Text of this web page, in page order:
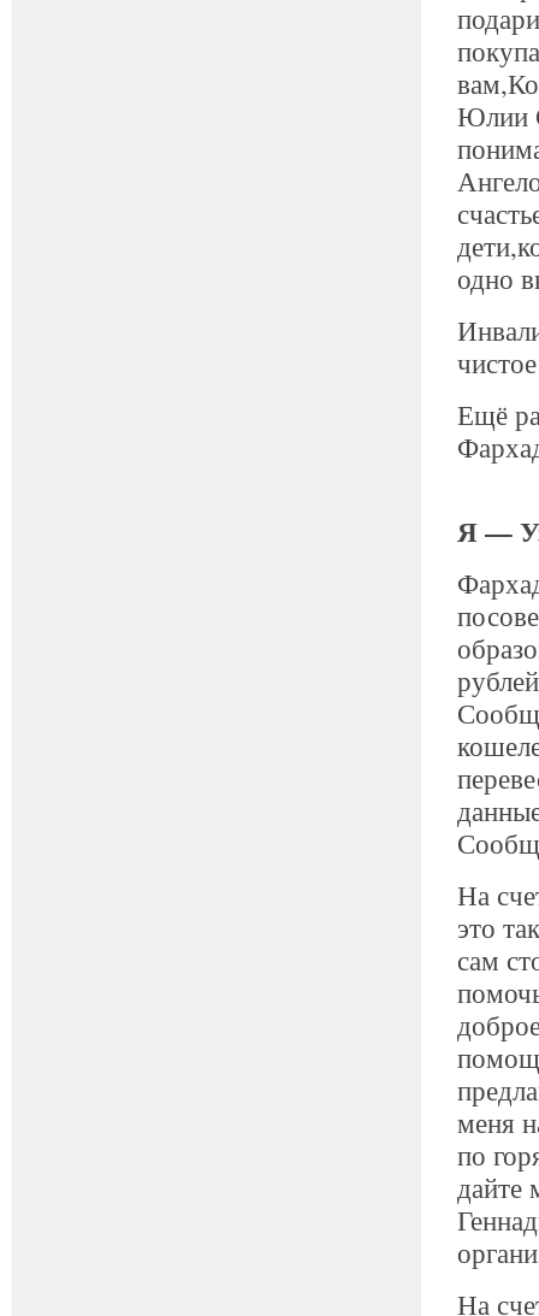
Юлии
одно
Ещё
Я —
На
это
сам
меня
по
На